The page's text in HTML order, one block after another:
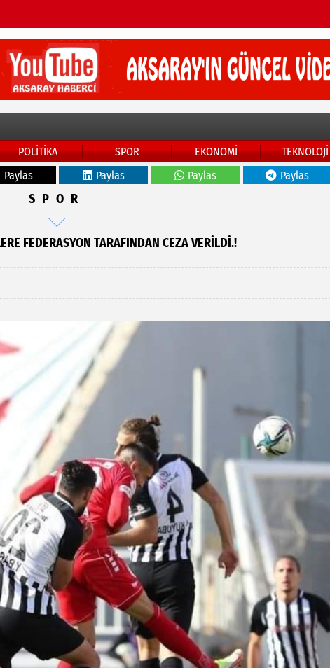
POLİTİKA SPOR EKONOMİ TEKNOLOJİ
SPOR
FEDERASYON TARAFINDAN CEZA VERİLDİ.!
Paylas Paylas Paylas Paylas